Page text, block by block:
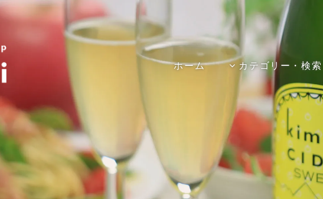
ホーム カテゴリー・検索